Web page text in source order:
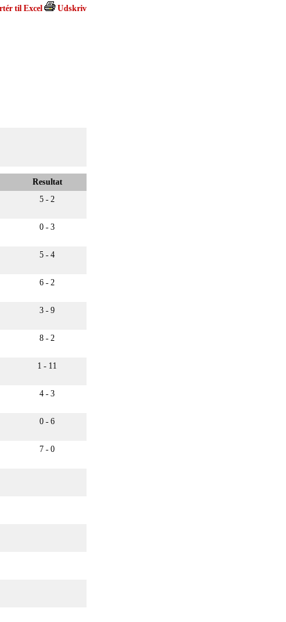
til Excel
Udskriv
Resultat
5 - 2
0 - 3
5 - 4
6 - 2
3 - 9
8 - 2
1 - 11
4 - 3
0 - 6
7 - 0